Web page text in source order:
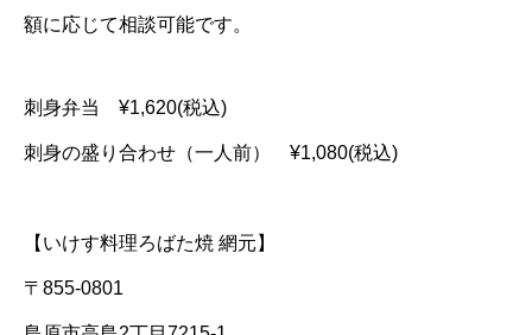
額に応じて相談可能です。
刺身弁当 ¥1,620(税込)
刺身の盛り合わせ（一人前） ¥1,080(税込)
【いけす料理ろばた焼 網元】
〒855-0801